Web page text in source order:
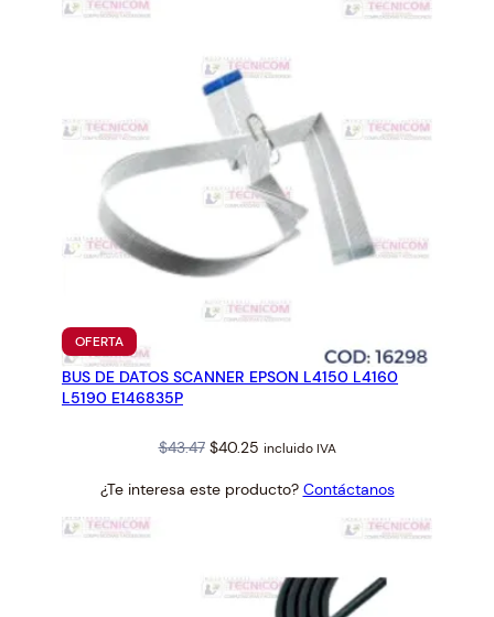
OFERTAPRODUCTO
EN
OFERTA
BUS DE DATOS SCANNER EPSON L4150 L4160
L5190 E146835P
$43.47 Original
was:
$40.25Current
is:
incluido IVA
¿Te interesa este producto? Contáctanos